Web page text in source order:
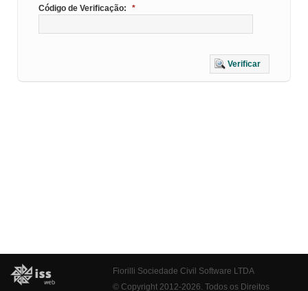
Código de Verificação:
*
Verificar
Fiorilli Sociedade Civil Software LTDA
© Copyright 2012-2026. Todos os Direitos